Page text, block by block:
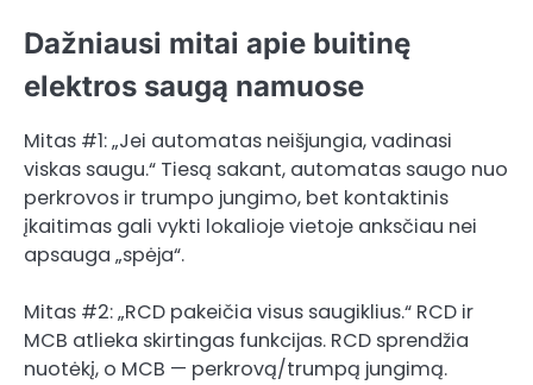
Dažniausi mitai apie buitinę
elektros saugą namuose
Mitas #1: „Jei automatas neišjungia, vadinasi
viskas saugu.“ Tiesą sakant, automatas saugo nuo
perkrovos ir trumpo jungimo, bet kontaktinis
įkaitimas gali vykti lokalioje vietoje anksčiau nei
apsauga „spėja“.
Mitas #2: „RCD pakeičia visus saugiklius.“ RCD ir
MCB atlieka skirtingas funkcijas. RCD sprendžia
nuotėkį, o MCB — perkrovą/trumpą jungimą.